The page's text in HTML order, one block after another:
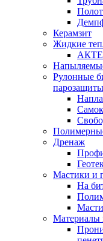
Керамзит
Жидкие
Рулонные
парозащиты
Дренаж
Мастики и
На
Материалы